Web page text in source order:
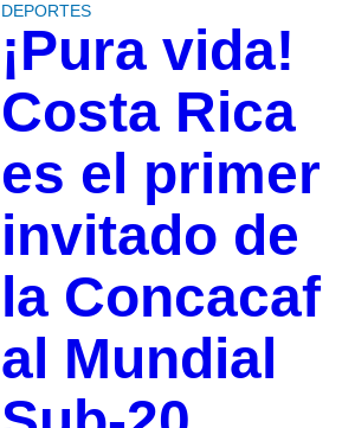
DEPORTES
¡Pura vida!
Costa Rica
es el primer
invitado de
la Concacaf
al Mundial